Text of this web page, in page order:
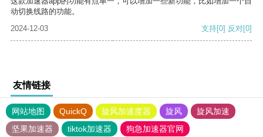
动切换线路的功能。
2024-12-03
支持[0] 反对[0]
友情链接
网站地图 QuickQ 旋风加速度器 旋风
旋风加速
坚果加速器
tiktok加速器
狗急加速器官网